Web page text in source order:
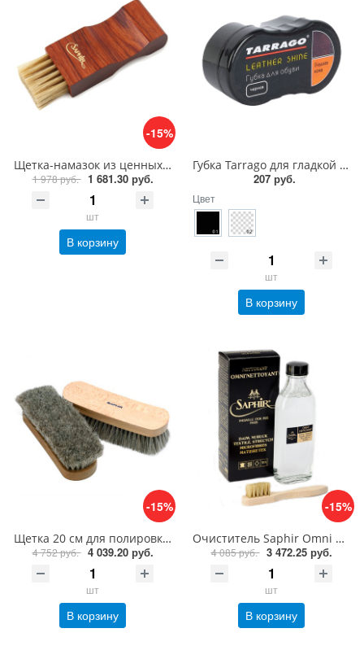
-15%
Щетка-намазок из ценных пород дерева Saphir Brosse Pommadier
1 978 руб. 1 681.30 руб.
шт
В корзину
Губка Tarrago для гладкой кожи силикон
207 руб.
Цвет
шт
В корзину
-15%
Щетка 20 см для полировки из ценных пород дерева Saphir Brosse Crin de Cheval Naturel
4 752 руб. 4 039.20 руб.
шт
В корзину
-15%
Очиститель Saphir Omni nettoyant MEDAILLE D'OR 1925 Paris
4 085 руб. 3 472.25 руб.
шт
В корзину